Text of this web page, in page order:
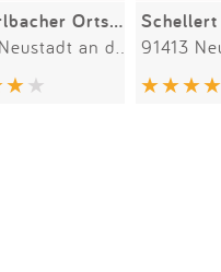
Kleinerlbacher Ortsstraße Schellert